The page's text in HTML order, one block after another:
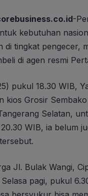
-
kebutuhan
di tingkat pengecer,
di agen resmi
pukul 18.30 WIB,
kios Grosir
Selatan,
WIB, ia belum
Jl. Bulak Wangi,
pagi, pukul